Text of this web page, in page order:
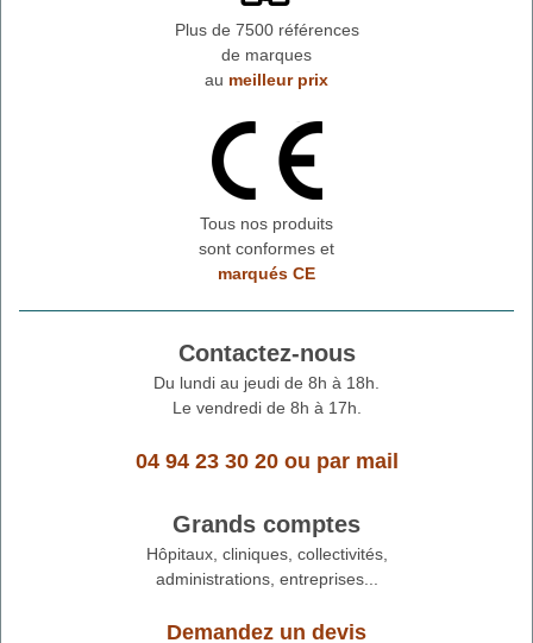
Plus de 7500 références
de marques
au meilleur prix
Tous nos produits
sont conformes et
marqués CE
Contactez-nous
Du lundi au jeudi de 8h à 18h.
Le vendredi de 8h à 17h.
04 94 23 30 20ou par mail
Grands comptes
Hôpitaux, cliniques, collectivités,
administrations, entreprises...
Demandez un devis